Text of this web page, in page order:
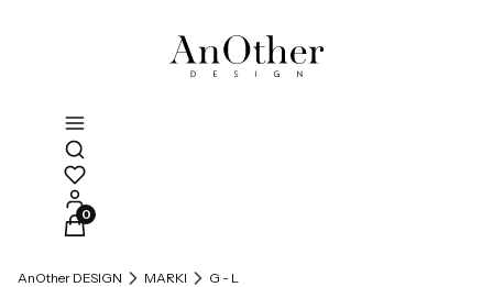
Otwórz wyszukiwarkę
Produkty w koszyku: 0. Zobacz szczegóły
AnOther DESIGN MARKI G - L